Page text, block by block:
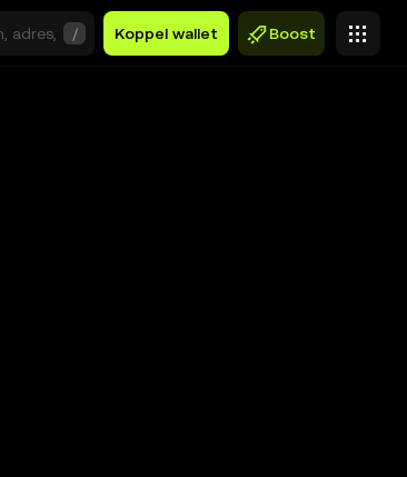
/ Koppel wallet Boost